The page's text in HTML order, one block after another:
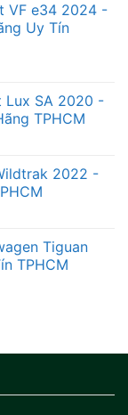
VF e34 2024 -
Uy Tín
Lux SA 2020 -
TPHCM
2022 -
Tiguan
TPHCM